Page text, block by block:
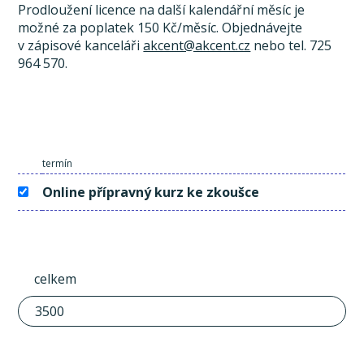
Prodloužení licence na další kalendářní měsíc je
možné za poplatek 150 Kč/měsíc. Objednávejte
v zápisové kancelářiakcent@akcent.cz nebo tel. 725
964 570.
termín
Online přípravný kurz ke zkoušce
celkem